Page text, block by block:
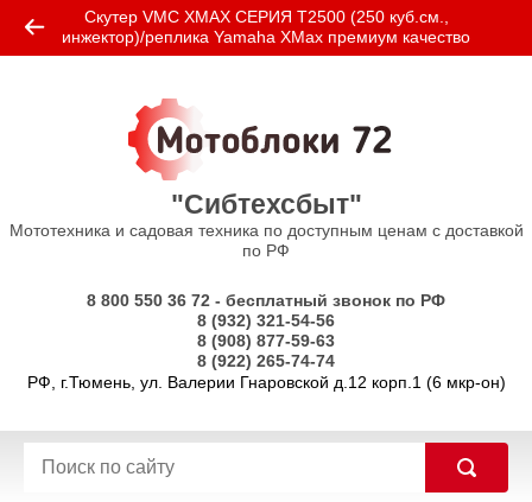
Скутер VMC XMAX СЕРИЯ T2500 (250 куб.см.,
инжектор)/реплика Yamaha XMax премиум качество
"Сибтехсбыт"
Мототехника и садовая техника по доступным ценам с доставкой
по РФ
8 800 550 36 72 - бесплатный звонок по РФ
8 (932) 321-54-56
8 (908) 877-59-63
8 (922) 265-74-74
РФ, г.Тюмень, ул. Валерии Гнаровской д.12 корп.1 (6 мкр-он)